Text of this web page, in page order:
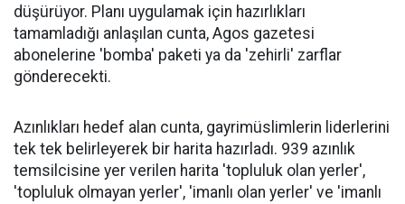
düşürüyor. Planı uygulamak için hazırlıkları
tamamladığı anlaşılan cunta, Agos gazetesi
abonelerine 'bomba' paketi ya da 'zehirli' zarflar
gönderecekti.
Azınlıkları hedef alan cunta, gayrimüslimlerin liderlerini
tek tek belirleyerek bir harita hazırladı. 939 azınlık
temsilcisine yer verilen harita 'topluluk olan yerler',
'topluluk olmayan yerler', 'imanlı olan yerler' ve 'imanlı